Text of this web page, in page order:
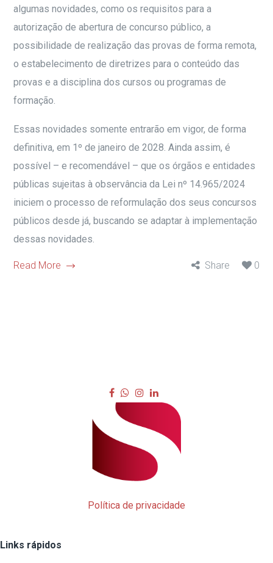
algumas novidades, como os requisitos para a
autorização de abertura de concurso público, a
possibilidade de realização das provas de forma remota,
o estabelecimento de diretrizes para o conteúdo das
provas e a disciplina dos cursos ou programas de
formação.
Essas novidades somente entrarão em vigor, de forma
definitiva, em 1º de janeiro de 2028. Ainda assim, é
possível – e recomendável – que os órgãos e entidades
públicas sujeitas à observância da Lei nº 14.965/2024
iniciem o processo de reformulação dos seus concursos
públicos desde já, buscando se adaptar à implementação
dessas novidades.
Read More Share 0
Política de privacidade
Links rápidos